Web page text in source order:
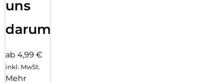
uns
darum!
ab 4,99 €
inkl. MwSt.
Mehr